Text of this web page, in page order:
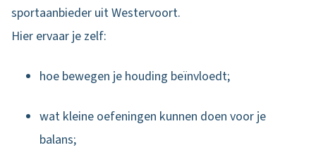
sportaanbieder uit Westervoort.
Hier ervaar je zelf:
hoe bewegen je houding beïnvloedt;
wat kleine oefeningen kunnen doen voor je
balans;